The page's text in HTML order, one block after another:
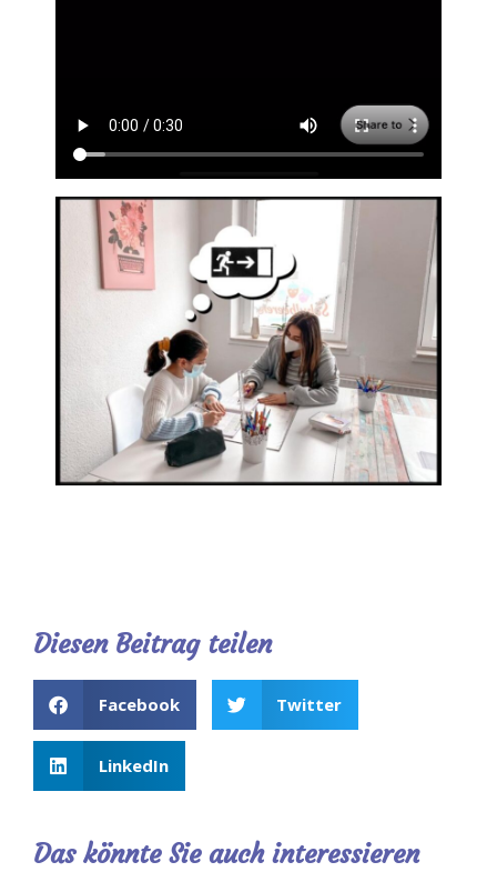
Diesen Beitrag teilen
Facebook Twitter
LinkedIn
Das könnte Sie auch interessieren